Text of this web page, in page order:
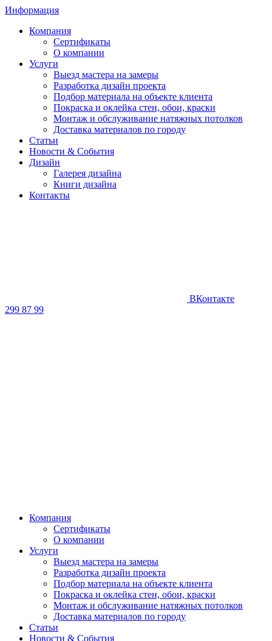
Информация
Компания
Сертификаты
О компании
Услуги
Выезд мастера на замеры
Разработка дизайн проекта
Подбор материала на объекте клиента
Покраска и оклейка стен, обои, краски
Монтаж и обслуживание натяжных потолков
Доставка материалов по городу
Статьи
Новости & События
Дизайн
Галерея дизайна
Книги дизайна
Контакты
ВКонтакте
299 87 99
Компания
Сертификаты
О компании
Услуги
Выезд мастера на замеры
Разработка дизайн проекта
Подбор материала на объекте клиента
Покраска и оклейка стен, обои, краски
Монтаж и обслуживание натяжных потолков
Доставка материалов по городу
Статьи
Новости & События